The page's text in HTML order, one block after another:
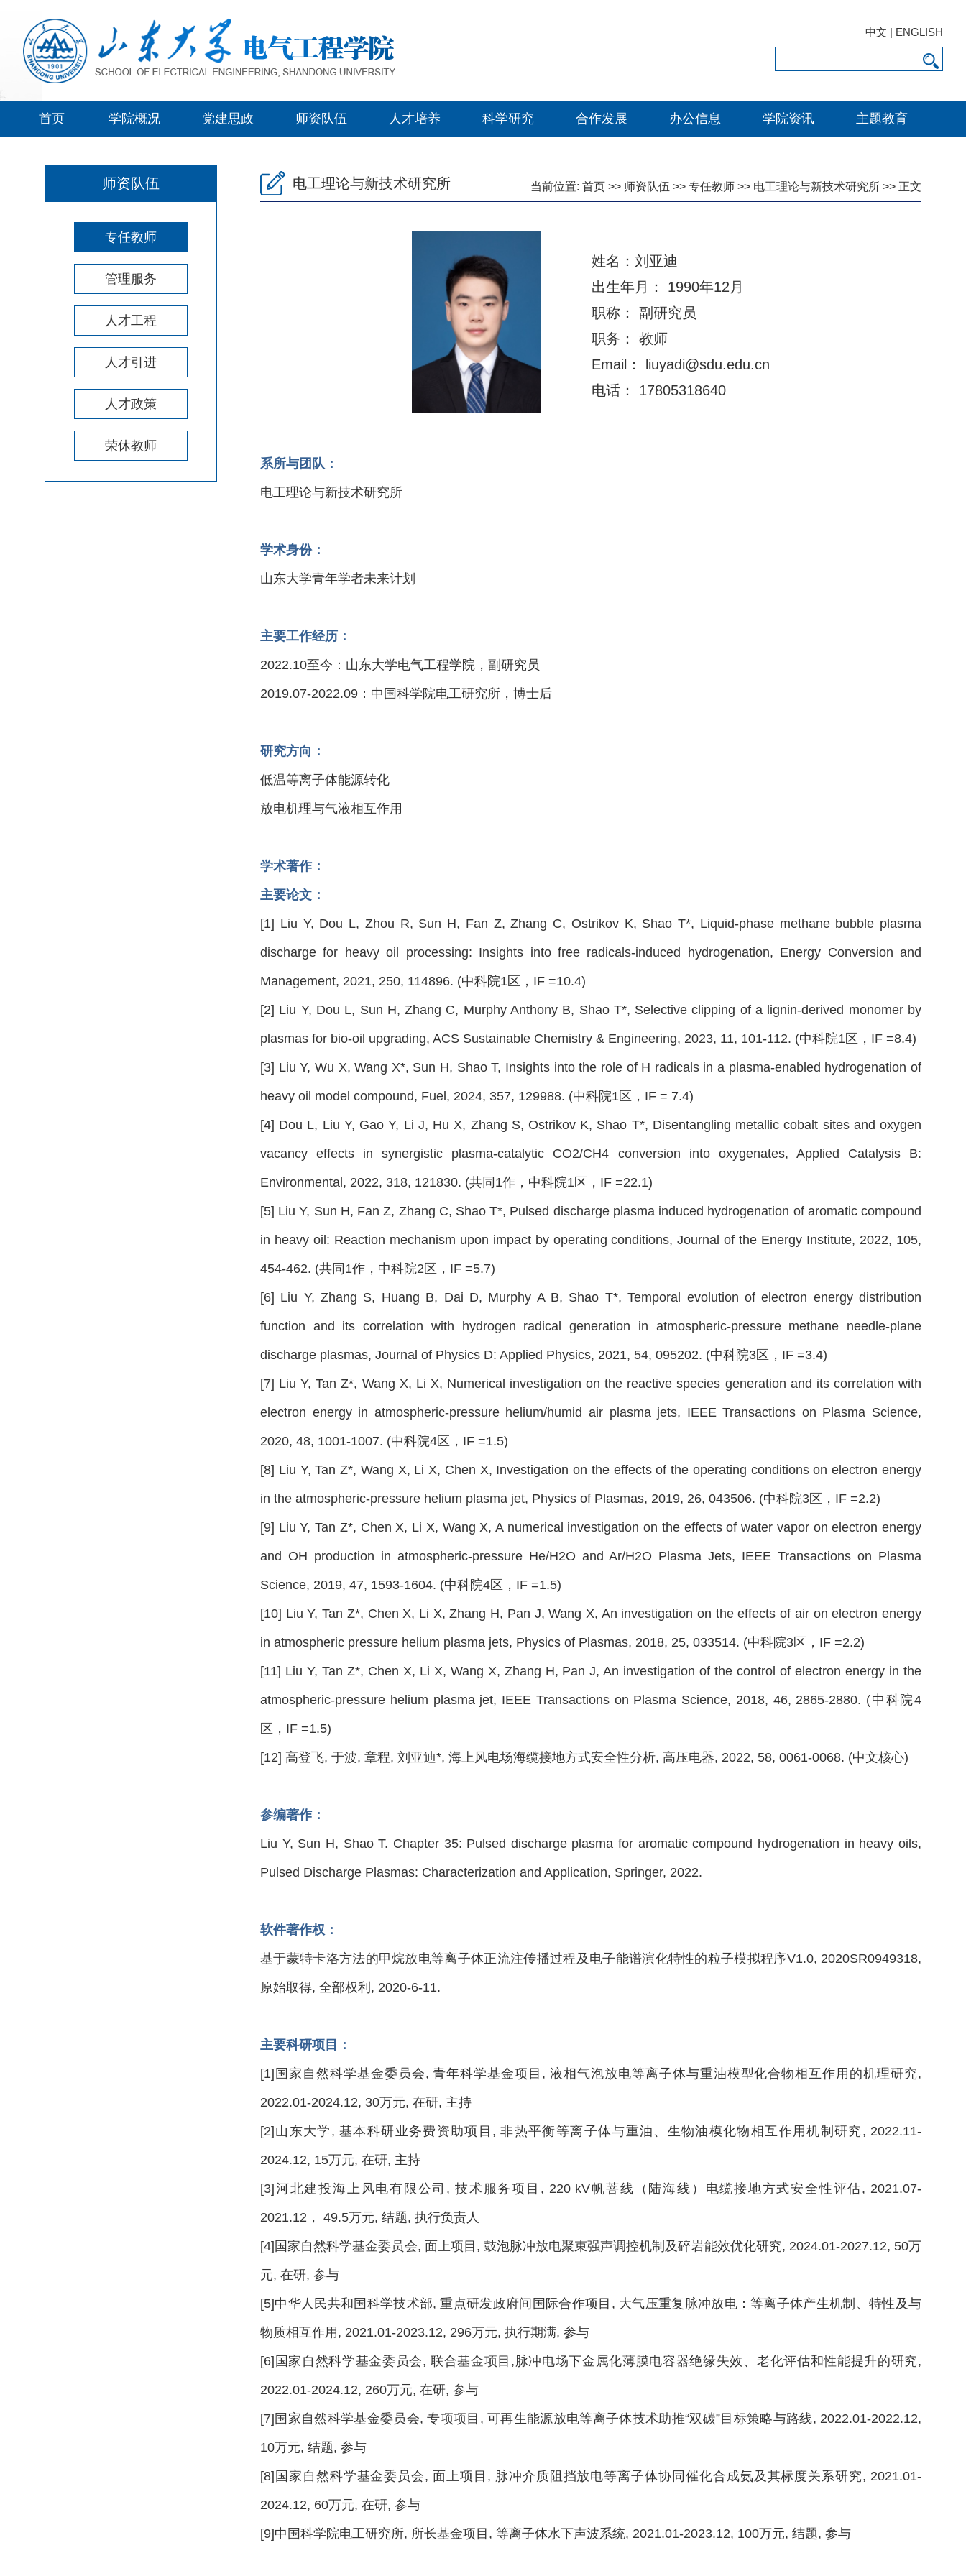
中文 | ENGLISH
首页 学院概况 党建思政 师资队伍 人才培养 科学研究 合作发展 办公信息 学院资讯 主题教育
师资队伍
专任教师
管理服务
人才工程
人才引进
人才政策
荣休教师
电工理论与新技术研究所 当前位置: 首页 >> 师资队伍 >> 专任教师 >> 电工理论与新技术研究所 >> 正文
姓名：刘亚迪
出生年月： 1990年12月
职称： 副研究员
职务： 教师
Email： liuyadi@sdu.edu.cn
电话： 17805318640
系所与团队：
电工理论与新技术研究所
学术身份：
山东大学青年学者未来计划
主要工作经历：
2022.10至今：山东大学电气工程学院，副研究员
2019.07-2022.09：中国科学院电工研究所，博士后
研究方向：
低温等离子体能源转化
放电机理与气液相互作用
学术著作：
主要论文：
[1] Liu Y, Dou L, Zhou R, Sun H, Fan Z, Zhang C, Ostrikov K, Shao T*, Liquid-phase methane bubble plasma
discharge for heavy oil processing: Insights into free radicals-induced hydrogenation, Energy Conversion and
Management, 2021, 250, 114896. (中科院1区，IF =10.4)
[2] Liu Y, Dou L, Sun H, Zhang C, Murphy Anthony B, Shao T*, Selective clipping of a lignin-derived monomer by
plasmas for bio-oil upgrading, ACS Sustainable Chemistry & Engineering, 2023, 11, 101-112. (中科院1区，IF =8.4)
[3] Liu Y, Wu X, Wang X*, Sun H, Shao T, Insights into the role of H radicals in a plasma-enabled hydrogenation of
heavy oil model compound, Fuel, 2024, 357, 129988. (中科院1区，IF = 7.4)
[4] Dou L, Liu Y, Gao Y, Li J, Hu X, Zhang S, Ostrikov K, Shao T*, Disentangling metallic cobalt sites and oxygen
vacancy effects in synergistic plasma-catalytic CO2/CH4 conversion into oxygenates, Applied Catalysis B:
Environmental, 2022, 318, 121830. (共同1作，中科院1区，IF =22.1)
[5] Liu Y, Sun H, Fan Z, Zhang C, Shao T*, Pulsed discharge plasma induced hydrogenation of aromatic compound
in heavy oil: Reaction mechanism upon impact by operating conditions, Journal of the Energy Institute, 2022, 105,
454-462. (共同1作，中科院2区，IF =5.7)
[6] Liu Y, Zhang S, Huang B, Dai D, Murphy A B, Shao T*, Temporal evolution of electron energy distribution
function and its correlation with hydrogen radical generation in atmospheric-pressure methane needle-plane
discharge plasmas, Journal of Physics D: Applied Physics, 2021, 54, 095202. (中科院3区，IF =3.4)
[7] Liu Y, Tan Z*, Wang X, Li X, Numerical investigation on the reactive species generation and its correlation with
electron energy in atmospheric-pressure helium/humid air plasma jets, IEEE Transactions on Plasma Science,
2020, 48, 1001-1007. (中科院4区，IF =1.5)
[8] Liu Y, Tan Z*, Wang X, Li X, Chen X, Investigation on the effects of the operating conditions on electron energy
in the atmospheric-pressure helium plasma jet, Physics of Plasmas, 2019, 26, 043506. (中科院3区，IF =2.2)
[9] Liu Y, Tan Z*, Chen X, Li X, Wang X, A numerical investigation on the effects of water vapor on electron energy
and OH production in atmospheric-pressure He/H2O and Ar/H2O Plasma Jets, IEEE Transactions on Plasma
Science, 2019, 47, 1593-1604. (中科院4区，IF =1.5)
[10] Liu Y, Tan Z*, Chen X, Li X, Zhang H, Pan J, Wang X, An investigation on the effects of air on electron energy
in atmospheric pressure helium plasma jets, Physics of Plasmas, 2018, 25, 033514. (中科院3区，IF =2.2)
[11] Liu Y, Tan Z*, Chen X, Li X, Wang X, Zhang H, Pan J, An investigation of the control of electron energy in the
atmospheric-pressure helium plasma jet, IEEE Transactions on Plasma Science, 2018, 46, 2865-2880. (中科院4
区，IF =1.5)
[12] 高登飞, 于波, 章程, 刘亚迪*, 海上风电场海缆接地方式安全性分析, 高压电器, 2022, 58, 0061-0068. (中文核心)
参编著作：
Liu Y, Sun H, Shao T. Chapter 35: Pulsed discharge plasma for aromatic compound hydrogenation in heavy oils,
Pulsed Discharge Plasmas: Characterization and Application, Springer, 2022.
软件著作权：
基于蒙特卡洛方法的甲烷放电等离子体正流注传播过程及电子能谱演化特性的粒子模拟程序V1.0, 2020SR0949318,
原始取得, 全部权利, 2020-6-11.
主要科研项目：
[1]国家自然科学基金委员会, 青年科学基金项目, 液相气泡放电等离子体与重油模型化合物相互作用的机理研究,
2022.01-2024.12, 30万元, 在研, 主持
[2]山东大学, 基本科研业务费资助项目, 非热平衡等离子体与重油、生物油模化物相互作用机制研究, 2022.11-
2024.12, 15万元, 在研, 主持
[3]河北建投海上风电有限公司, 技术服务项目, 220 kV帆菩线（陆海线）电缆接地方式安全性评估, 2021.07-
2021.12， 49.5万元, 结题, 执行负责人
[4]国家自然科学基金委员会, 面上项目, 鼓泡脉冲放电聚束强声调控机制及碎岩能效优化研究, 2024.01-2027.12, 50万
元, 在研, 参与
[5]中华人民共和国科学技术部, 重点研发政府间国际合作项目, 大气压重复脉冲放电：等离子体产生机制、特性及与
物质相互作用, 2021.01-2023.12, 296万元, 执行期满, 参与
[6]国家自然科学基金委员会, 联合基金项目,脉冲电场下金属化薄膜电容器绝缘失效、老化评估和性能提升的研究,
2022.01-2024.12, 260万元, 在研, 参与
[7]国家自然科学基金委员会, 专项项目, 可再生能源放电等离子体技术助推“双碳”目标策略与路线, 2022.01-2022.12,
10万元, 结题, 参与
[8]国家自然科学基金委员会, 面上项目, 脉冲介质阻挡放电等离子体协同催化合成氨及其标度关系研究, 2021.01-
2024.12, 60万元, 在研, 参与
[9]中国科学院电工研究所, 所长基金项目, 等离子体水下声波系统, 2021.01-2023.12, 100万元, 结题, 参与